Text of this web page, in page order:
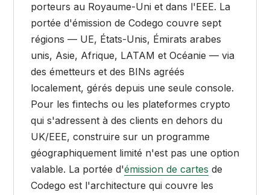
porteurs au Royaume-Uni et dans l'EEE. La
portée d'émission de Codego couvre sept
régions — UE, États-Unis, Émirats arabes
unis, Asie, Afrique, LATAM et Océanie — via
des émetteurs et des BINs agréés
localement, gérés depuis une seule console.
Pour les fintechs ou les plateformes crypto
qui s'adressent à des clients en dehors du
UK/EEE, construire sur un programme
géographiquement limité n'est pas une option
valable. La portée d'émission de cartes de
Codego est l'architecture qui couvre les